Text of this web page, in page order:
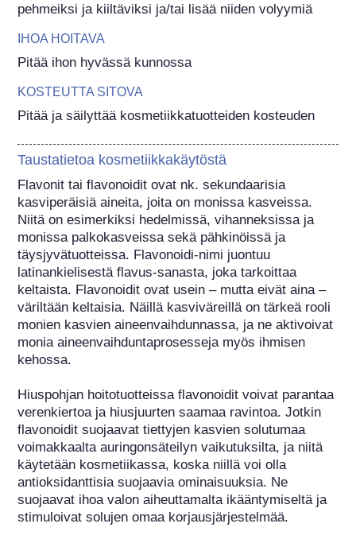
pehmeiksi ja kiiltäviksi ja/tai lisää niiden volyymiä
IHOA HOITAVA
Pitää ihon hyvässä kunnossa
KOSTEUTTA SITOVA
Pitää ja säilyttää kosmetiikkatuotteiden kosteuden
Taustatietoa kosmetiikkakäytöstä
Flavonit tai flavonoidit ovat nk. sekundaarisia
kasviperäisiä aineita, joita on monissa kasveissa.
Niitä on esimerkiksi hedelmissä, vihanneksissa ja
monissa palkokasveissa sekä pähkinöissä ja
täysjyvätuotteissa. Flavonoidi-nimi juontuu
latinankielisestä flavus-sanasta, joka tarkoittaa
keltaista. Flavonoidit ovat usein – mutta eivät aina –
väriltään keltaisia. Näillä kasviväreillä on tärkeä rooli
monien kasvien aineenvaihdunnassa, ja ne aktivoivat
monia aineenvaihduntaprosesseja myös ihmisen
kehossa.
Hiuspohjan hoitotuotteissa flavonoidit voivat parantaa
verenkiertoa ja hiusjuurten saamaa ravintoa. Jotkin
flavonoidit suojaavat tiettyjen kasvien solutumaa
voimakkaalta auringonsäteilyn vaikutuksilta, ja niitä
käytetään kosmetiikassa, koska niillä voi olla
antioksidanttisia suojaavia ominaisuuksia. Ne
suojaavat ihoa valon aiheuttamalta ikääntymiseltä ja
stimuloivat solujen omaa korjausjärjestelmää.